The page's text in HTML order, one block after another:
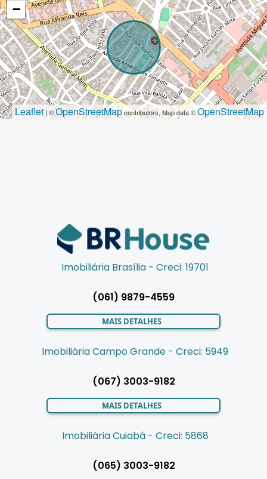
−
Leaflet| ©OpenStreetMapcontributors, Map data ©OpenStreetMap
Imobiliária Brasília - Creci: 19701
(061) 9879-4559
MAIS DETALHES
Imobiliária Campo Grande - Creci: 5949
(067) 3003-9182
MAIS DETALHES
Imobiliária Cuiabá - Creci: 5868
(065) 3003-9182